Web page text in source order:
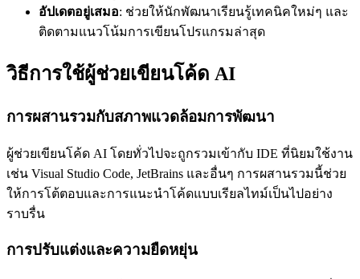
อัปเดตอยู่เสมอ: ช่วยให้นักพัฒนาเรียนรู้เทคนิคใหม่ๆ และ
ติดตามแนวโน้มการเขียนโปรแกรมล่าสุด
วิธีการใช้ผู้ช่วยเขียนโค้ด AI
การผสานรวมกับสภาพแวดล้อมการพัฒนา
ผู้ช่วยเขียนโค้ด AI โดยทั่วไปจะถูกรวมเข้ากับ IDE ที่นิยมใช้งาน
เช่น Visual Studio Code, JetBrains และอื่นๆ การผสานรวมนี้ช่วย
ให้การโต้ตอบและการแนะนำโค้ดแบบเรียลไทม์เป็นไปอย่าง
ราบรื่น
การปรับแต่งและความยืดหยุ่น